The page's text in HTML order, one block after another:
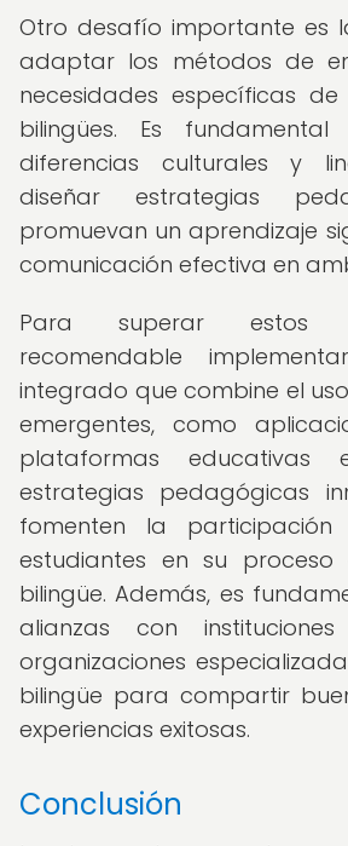
Otro desafío importante es
adaptar los métodos de
necesidades específicas
bilingües. Es
diferencias culturales y
diseñar estrategias
promuevan un aprendizaje
comunicación efectiva en
Para superar estos
recomendable
integrado que combine el
emergentes, como
plataformas educativas
estrategias pedagógicas
fomenten la
estudiantes en su proceso
bilingüe. Además, es
alianzas con
organizaciones
bilingüe para compartir
experiencias exitosas.
Conclusión